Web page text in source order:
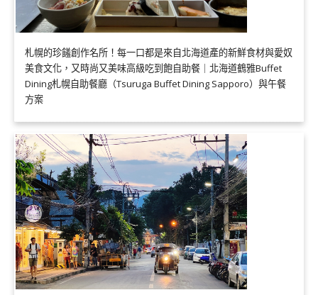
札幌的珍饈創作名所！每一口都是來自北海道產的新鮮食材與愛奴
美食文化，又時尚又美味高級吃到飽自助餐｜北海道鶴雅Buffet
Dining札幌自助餐廳（Tsuruga Buffet Dining Sapporo）與午餐
方案